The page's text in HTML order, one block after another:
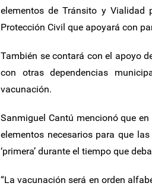
elementos de Tránsito y
Protección Civil que apoyará con
También se contará con el apoyo
con otras dependencias
vacunación.
Sanmiguel Cantú mencionó que
elementos necesarios para que
‘primera’ durante el tiempo que
“La vacunación será en orden